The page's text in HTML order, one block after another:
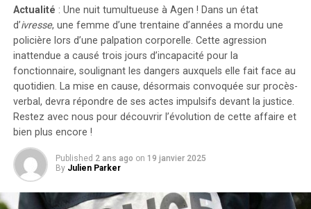
« Elle cherche simplement à tirer profit d’un travail
qu’elle n’a pas conçu », a affirmé l’avocate Brittany
Amadi lors du procès.En 2020, une première plainte
avait été rejetée ; néanmoins, la cour d’appel avait
rouvert l’affaire en considérant qu’il existait un débat
légitime concernant les « similarités substantielles »
entre les deux œuvres.Cette affaire soulève des
questions cruciales sur l’originalité dans le secteur
cinématographique et pourrait avoir des conséquences
significatives sur les droits d’auteur et la propriété
intellectuelle dans l’univers du divertissement.
Actualité : Une nuit tumultueuse à Agen ! Dans un état
d’ivresse, une femme d’une trentaine d’années a mordu une
policière lors d’une palpation corporelle. Cette agression
inattendue a causé trois jours d’incapacité pour la
fonctionnaire, soulignant les dangers auxquels elle fait face au
quotidien. La mise en cause, désormais convoquée sur procès-
verbal, devra répondre de ses actes impulsifs devant la justice.
Restez avec nous pour découvrir l’évolution de cette affaire et
bien plus encore !
Published 2 ans ago on 19 janvier 2025
By Julien Parker